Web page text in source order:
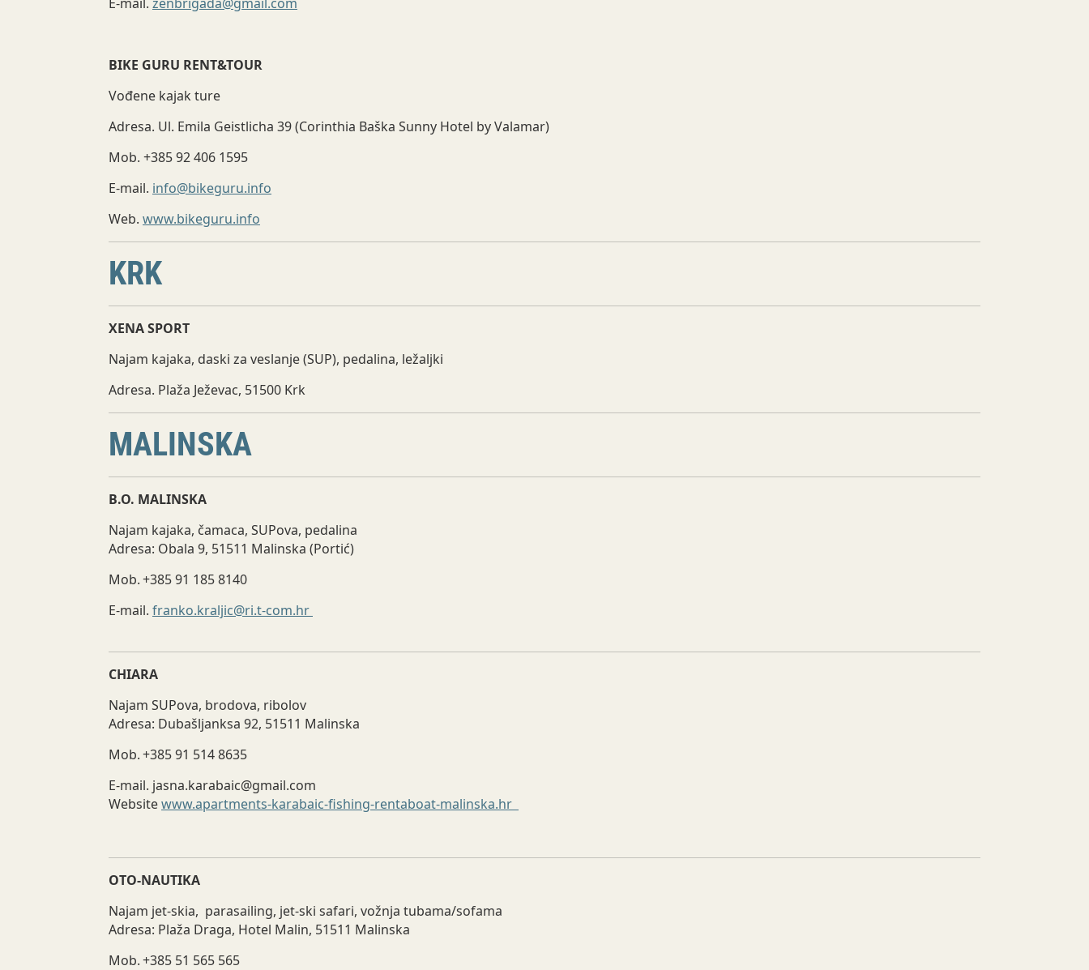
BIKE GURU RENT&TOUR
Vođene kajak ture
Adresa. Ul. Emila Geistlicha 39 (Corinthia Baška Sunny Hotel by Valamar)
Mob. +385 92 406 1595
E-mail. info@bikeguru.info
Web. www.bikeguru.info
KRK
XENA SPORT
Najam kajaka, daski za veslanje (SUP), pedalina, ležaljki
Adresa. Plaža Ježevac, 51500 Krk
MALINSKA
B.O. MALINSKA
Najam kajaka, čamaca, SUPova, pedalina
Adresa: Obala 9, 51511 Malinska (Portić)
Mob. +385 91 185 8140
E-mail. franko.kraljic@ri.t-com.hr
CHIARA
Najam SUPova, brodova, ribolov
Adresa: Dubašljanksa 92, 51511 Malinska
Mob. +385 91 514 8635
E-mail. jasna.karabaic@gmail.com
Websitewww.apartments-karabaic-fishing-rentaboat-malinska.hr
OTO-NAUTIKA
Najam jet-skia, parasailing, jet-ski safari, vožnja tubama/sofama
Adresa: Plaža Draga, Hotel Malin, 51511 Malinska
Mob. +385 51 565 565